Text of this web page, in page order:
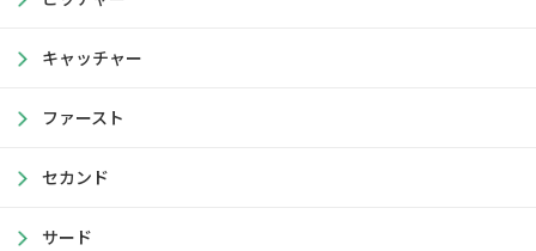
キャッチャー
ファースト
セカンド
サード